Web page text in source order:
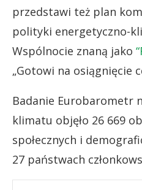
przedstawi też plan
polityki energetyczno-
Wspólnocie znaną jako
„Gotowi na osiągnięcie
Badanie Eurobarometr
klimatu objęło 26 669
społecznych i
27 państwach